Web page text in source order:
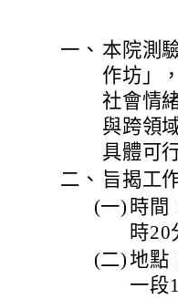
一、 本院測
作坊」
社會情
與跨領
具體可
二、 旨揭工
(一) 時間
時20
(二)地點
一段